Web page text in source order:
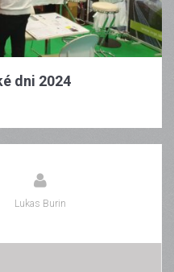
dni 2024
Lukas Burin